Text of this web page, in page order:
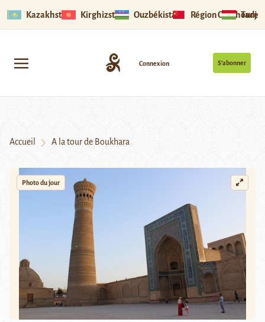
Kazakhstan Kirghizstan Ouzbékistan Région Ouïghoure
S’abonner
Connexion
Accueil A la tour de Boukhara
Photo du jour